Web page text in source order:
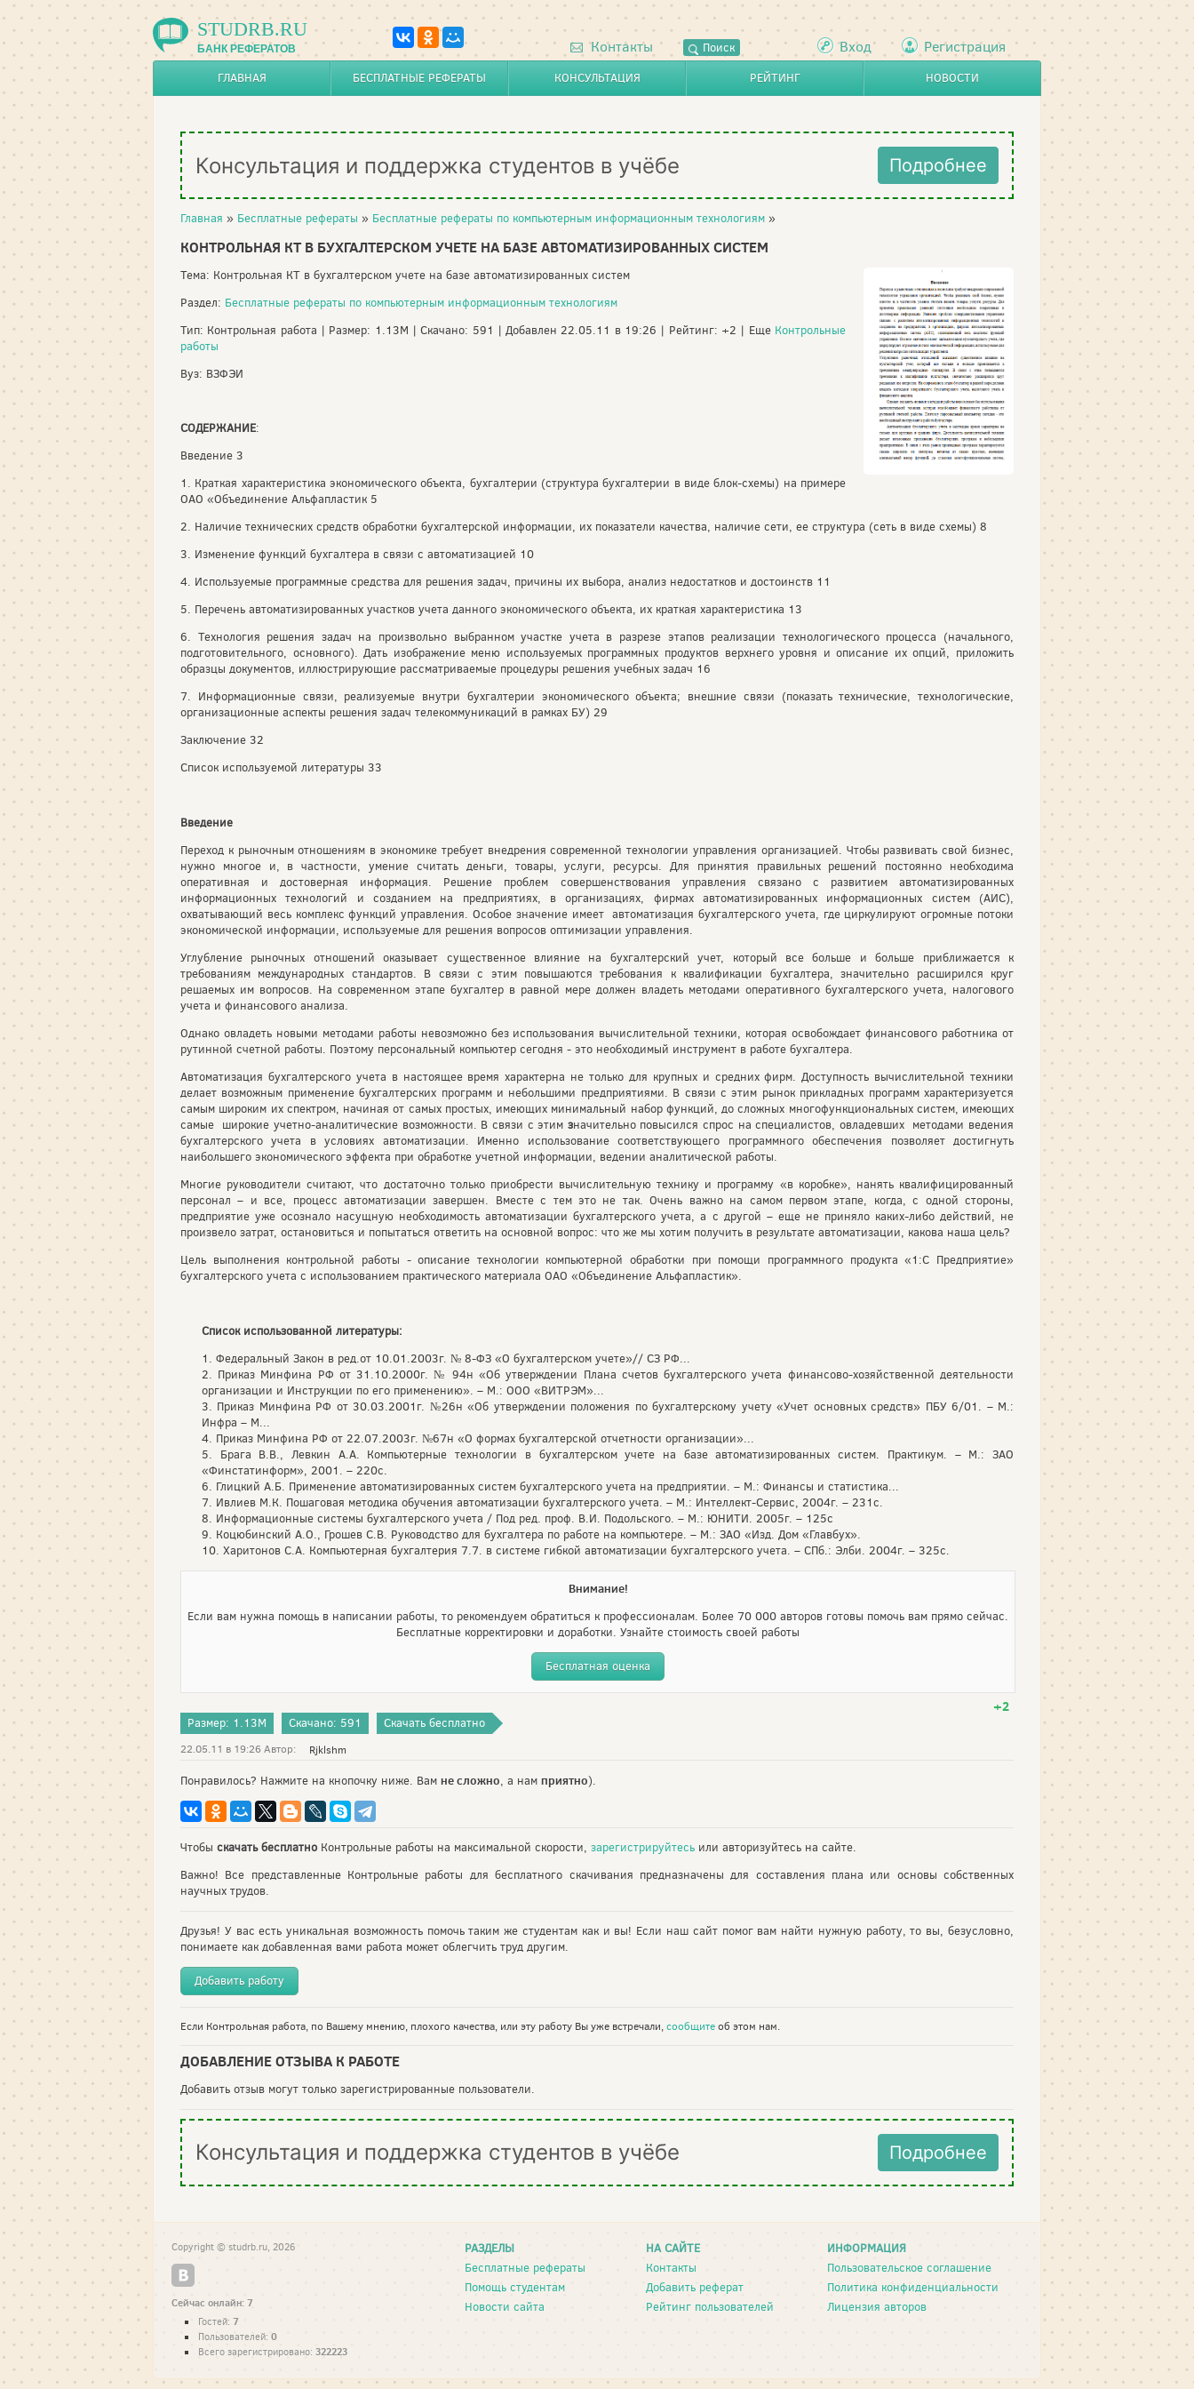
STUDRB.RU
БАНК РЕФЕРАТОВ Контакты Поиск Вход Регистрация
ГЛАВНАЯ БЕСПЛАТНЫЕ РЕФЕРАТЫ КОНСУЛЬТАЦИЯ РЕЙТИНГ НОВОСТИ
Консультация и поддержка студентов в учёбе Подробнее
Главная » Бесплатные рефераты » Бесплатные рефераты по компьютерным информационным технологиям »
КОНТРОЛЬНАЯ КТ В БУХГАЛТЕРСКОМ УЧЕТЕ НА БАЗЕ АВТОМАТИЗИРОВАННЫХ СИСТЕМ
Тема: Контрольная КТ в бухгалтерском учете на базе автоматизированных систем
Раздел: Бесплатные рефераты по компьютерным информационным технологиям
Тип: Контрольная работа | Размер: 1.13M | Скачано: 591 | Добавлен 22.05.11 в 19:26 | Рейтинг: +2 | Еще Контрольные
работы
Вуз: ВЗФЭИ
СОДЕРЖАНИЕ:
Введение 3
1. Краткая характеристика экономического объекта, бухгалтерии (структура бухгалтерии в виде блок-схемы) на примере
ОАО «Объединение Альфапластик 5
2. Наличие технических средств обработки бухгалтерской информации, их показатели качества, наличие сети, ее структура (сеть в виде схемы) 8
3. Изменение функций бухгалтера в связи с автоматизацией 10
4. Используемые программные средства для решения задач, причины их выбора, анализ недостатков и достоинств 11
5. Перечень автоматизированных участков учета данного экономического объекта, их краткая характеристика 13
6. Технология решения задач на произвольно выбранном участке учета в разрезе этапов реализации технологического процесса (начального,
подготовительного, основного). Дать изображение меню используемых программных продуктов верхнего уровня и описание их опций, приложить
образцы документов, иллюстрирующие рассматриваемые процедуры решения учебных задач 16
7. Информационные связи, реализуемые внутри бухгалтерии экономического объекта; внешние связи (показать технические, технологические,
организационные аспекты решения задач телекоммуникаций в рамках БУ) 29
Заключение 32
Список используемой литературы 33
Введение
Переход к рыночным отношениям в экономике требует внедрения современной технологии управления организацией. Чтобы развивать свой бизнес,
нужно многое и, в частности, умение считать деньги, товары, услуги, ресурсы. Для принятия правильных решений постоянно необходима
оперативная и достоверная информация. Решение проблем совершенствования управления связано с развитием автоматизированных
информационных технологий и созданием на предприятиях, в организациях, фирмах автоматизированных информационных систем (АИС),
охватывающий весь комплекс функций управления. Особое значение имеет автоматизация бухгалтерского учета, где циркулируют огромные потоки
экономической информации, используемые для решения вопросов оптимизации управления.
Углубление рыночных отношений оказывает существенное влияние на бухгалтерский учет, который все больше и больше приближается к
требованиям международных стандартов. В связи с этим повышаются требования к квалификации бухгалтера, значительно расширился круг
решаемых им вопросов. На современном этапе бухгалтер в равной мере должен владеть методами оперативного бухгалтерского учета, налогового
учета и финансового анализа.
Однако овладеть новыми методами работы невозможно без использования вычислительной техники, которая освобождает финансового работника от
рутинной счетной работы. Поэтому персональный компьютер сегодня - это необходимый инструмент в работе бухгалтера.
Автоматизация бухгалтерского учета в настоящее время характерна не только для крупных и средних фирм. Доступность вычислительной техники
делает возможным применение бухгалтерских программ и небольшими предприятиями. В связи с этим рынок прикладных программ характеризуется
самым широким их спектром, начиная от самых простых, имеющих минимальный набор функций, до сложных многофункциональных систем, имеющих
самые широкие учетно-аналитические возможности. В связи с этим значительно повысился спрос на специалистов, овладевших методами ведения
бухгалтерского учета в условиях автоматизации. Именно использование соответствующего программного обеспечения позволяет достигнуть
наибольшего экономического эффекта при обработке учетной информации, ведении аналитической работы.
Многие руководители считают, что достаточно только приобрести вычислительную технику и программу «в коробке», нанять квалифицированный
персонал – и все, процесс автоматизации завершен. Вместе с тем это не так. Очень важно на самом первом этапе, когда, с одной стороны,
предприятие уже осознало насущную необходимость автоматизации бухгалтерского учета, а с другой – еще не приняло каких-либо действий, не
произвело затрат, остановиться и попытаться ответить на основной вопрос: что же мы хотим получить в результате автоматизации, какова наша цель?
Цель выполнения контрольной работы - описание технологии компьютерной обработки при помощи программного продукта «1:С Предприятие»
бухгалтерского учета с использованием практического материала ОАО «Объединение Альфапластик».
Список использованной литературы:
1. Федеральный Закон в ред.от 10.01.2003г. № 8-ФЗ «О бухгалтерском учете»// СЗ РФ...
2. Приказ Минфина РФ от 31.10.2000г. № 94н «Об утверждении Плана счетов бухгалтерского учета финансово-хозяйственной деятельности
организации и Инструкции по его применению». – М.: ООО «ВИТРЭМ»...
3. Приказ Минфина РФ от 30.03.2001г. №26н «Об утверждении положения по бухгалтерскому учету «Учет основных средств» ПБУ 6/01. – М.:
Инфра – М...
4. Приказ Минфина РФ от 22.07.2003г. №67н «О формах бухгалтерской отчетности организации»...
5. Брага В.В., Левкин А.А. Компьютерные технологии в бухгалтерском учете на базе автоматизированных систем. Практикум. – М.: ЗАО
«Финстатинформ», 2001. – 220с.
6. Глицкий А.Б. Применение автоматизированных систем бухгалтерского учета на предприятии. – М.: Финансы и статистика...
7. Ивлиев М.К. Пошаговая методика обучения автоматизации бухгалтерского учета. – М.: Интеллект-Сервис, 2004г. – 231с.
8. Информационные системы бухгалтерского учета / Под ред. проф. В.И. Подольского. – М.: ЮНИТИ. 2005г. – 125с
9. Коцюбинский А.О., Грошев С.В. Руководство для бухгалтера по работе на компьютере. – М.: ЗАО «Изд. Дом «Главбух».
10. Харитонов С.А. Компьютерная бухгалтерия 7.7. в системе гибкой автоматизации бухгалтерского учета. – СПб.: Элби. 2004г. – 325с.
Внимание!
Если вам нужна помощь в написании работы, то рекомендуем обратиться к профессионалам. Более 70 000 авторов готовы помочь вам прямо сейчас.
Бесплатные корректировки и доработки. Узнайте стоимость своей работы
Бесплатная оценка
+2
Размер: 1.13M Скачано: 591 Скачать бесплатно
22.05.11 в 19:26 Автор: Rjklshm
Понравилось? Нажмите на кнопочку ниже. Вам не сложно, а нам приятно).
Чтобы скачать бесплатно Контрольные работы на максимальной скорости, зарегистрируйтесь или авторизуйтесь на сайте.
Важно! Все представленные Контрольные работы для бесплатного скачивания предназначены для составления плана или основы собственных
научных трудов.
Друзья! У вас есть уникальная возможность помочь таким же студентам как и вы! Если наш сайт помог вам найти нужную работу, то вы, безусловно,
понимаете как добавленная вами работа может облегчить труд другим.
Добавить работу
Если Контрольная работа, по Вашему мнению, плохого качества, или эту работу Вы уже встречали,сообщитеоб этом нам.
ДОБАВЛЕНИЕ ОТЗЫВА К РАБОТЕ
Добавить отзыв могут только зарегистрированные пользователи.
Консультация и поддержка студентов в учёбе Подробнее
РАЗДЕЛЫ
Бесплатные рефераты
Помощь студентам
Новости сайта
НА САЙТЕ
Контакты
Добавить реферат
Рейтинг пользователей
ИНФОРМАЦИЯ
Пользовательское соглашение
Политика конфиденциальности
Лицензия авторов
Copyright © studrb.ru, 2026
Сейчас онлайн: 7
Гостей: 7
Пользователей: 0
Всего зарегистрировано: 322223